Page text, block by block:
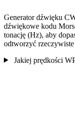
Generator dźwięku
dźwiękowe kodu
tonację (Hz), aby
odtworzyć
Jakiej prędkości